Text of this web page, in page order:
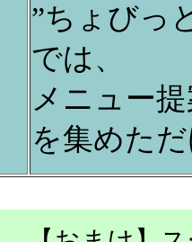
”ちょびっ
では、
メニュー
を集めた